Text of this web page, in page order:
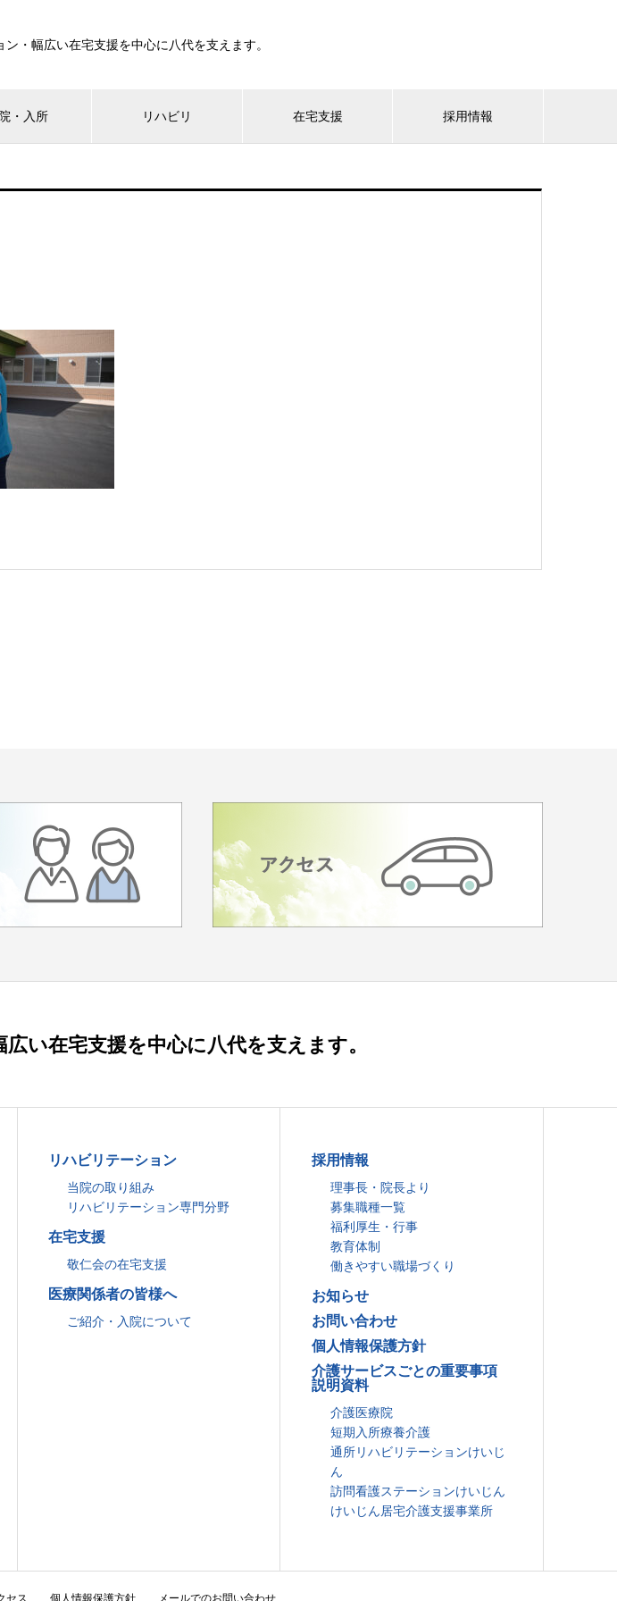
・幅広い在宅支援を中心に八代を支えます。
・入所 リハビリ 在宅支援 採用情報
い在宅支援を中心に八代を支えます。
リハビリテーション
当院の取り組み
リハビリテーション専門分野
在宅支援
敬仁会の在宅支援
医療関係者の皆様へ
ご紹介・入院について
採用情報
理事長・院長より
募集職種一覧
福利厚生・行事
教育体制
働きやすい職場づくり
お知らせ
お問い合わせ
個人情報保護方針
介護サービスごとの重要事項
説明資料
介護医療院
短期入所療養介護
通所リハビリテーションけいじ
ん
訪問看護ステーションけいじん
けいじん居宅介護支援事業所
セス 個人情報保護方針 メールでのお問い合わせ